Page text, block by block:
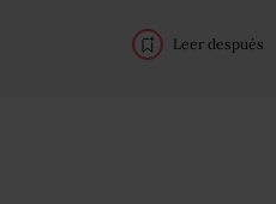
Leer después